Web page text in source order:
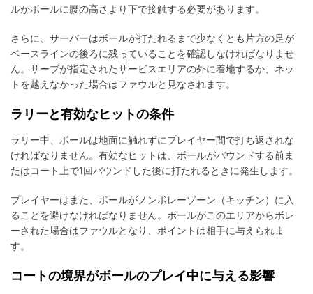
ルがボールに腰の高さより下で接触する必要があります。
さらに、サーバーはボールが打たれるまで少なくとも片方の足が
ベースラインの後ろに残っていることを確認しなければなりませ
ん。サーブが指定されたサービスエリアの外に着地するか、ネッ
トを越えなかった場合はファウルと見なされます。
ラリーと有効なヒットの条件
ラリー中、ボールは地面に触れずにプレイヤー間で打ち返されな
ければなりません。有効なヒットは、ボールがバウンドする前ま
たはコート上で1回バウンドした後に打たれるときに発生します。
プレイヤーはまた、ボールがノンボレーゾーン（キッチン）に入
ることを避けなければなりません。ボールがこのエリアからボレ
ーされた場合はファウルとなり、ポイントは相手に与えられま
す。
コートの境界がボールのプレイ中に与える影響